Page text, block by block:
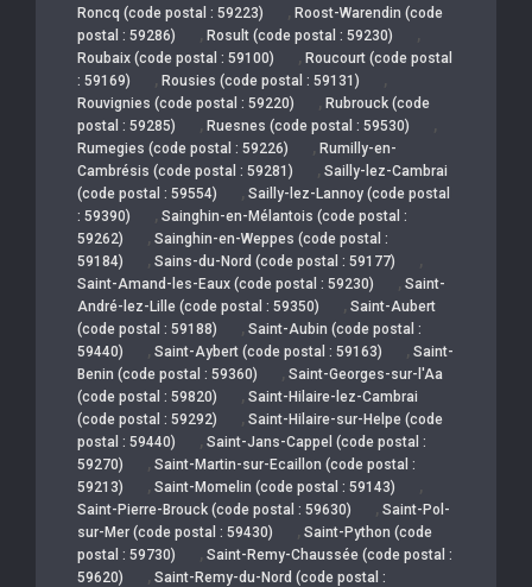
Roncq (code postal : 59223) , Roost-Warendin (code
postal : 59286)
, Rosult (code postal : 59230) ,
Roubaix (code postal : 59100) , Roucourt (code postal
: 59169)
, Rousies (code postal : 59131) ,
Rouvignies (code postal : 59220) , Rubrouck (code
postal : 59285)
, Ruesnes (code postal : 59530) ,
Rumegies (code postal : 59226) , Rumilly-en-
Cambrésis (code postal : 59281)
, Sailly-lez-Cambrai
(code postal : 59554)
, Sailly-lez-Lannoy (code postal
: 59390)
, Sainghin-en-Mélantois (code postal :
59262)
, Sainghin-en-Weppes (code postal :
59184)
, Sains-du-Nord (code postal : 59177) ,
Saint-Amand-les-Eaux (code postal : 59230) , Saint-
André-lez-Lille (code postal : 59350)
, Saint-Aubert
(code postal : 59188)
, Saint-Aubin (code postal :
59440)
, Saint-Aybert (code postal : 59163) , Saint-
Benin (code postal : 59360)
, Saint-Georges-sur-l'Aa
(code postal : 59820)
, Saint-Hilaire-lez-Cambrai
(code postal : 59292)
, Saint-Hilaire-sur-Helpe (code
postal : 59440)
, Saint-Jans-Cappel (code postal :
59270)
, Saint-Martin-sur-Ecaillon (code postal :
59213)
, Saint-Momelin (code postal : 59143) ,
Saint-Pierre-Brouck (code postal : 59630) , Saint-Pol-
sur-Mer (code postal : 59430)
, Saint-Python (code
postal : 59730)
, Saint-Remy-Chaussée (code postal :
59620)
, Saint-Remy-du-Nord (code postal :